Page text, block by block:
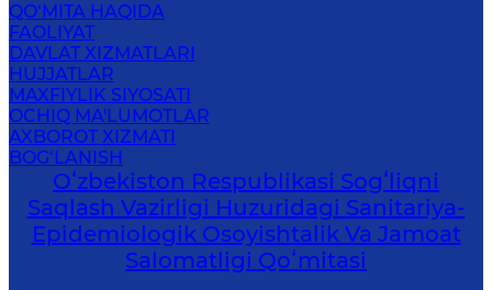
QO‘MITA HAQIDA
FAOLIYAT
DAVLAT XIZMATLARI
HUJJATLAR
MAXFIYLIK SIYOSATI
OCHIQ MA'LUMOTLAR
AXBOROT XIZMATI
BOG‘LANISH
Oʻzbekiston Respublikasi Sogʻliqni
Saqlash Vazirligi Huzuridagi Sanitariya-
Epidemiologik Osoyishtalik Va Jamoat
Salomatligi Qoʻmitasi